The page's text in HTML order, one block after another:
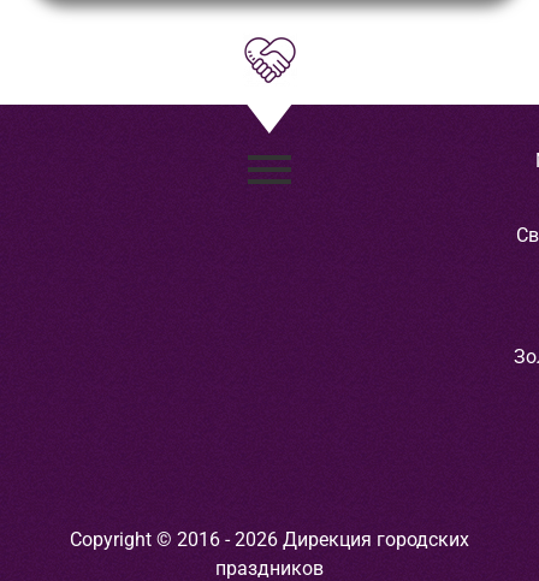
Copyright © 2016 - 2026 Дирекция городских
праздников